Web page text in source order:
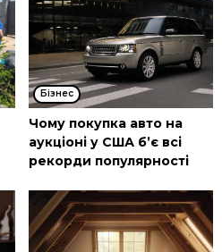
Бізнес
Чому покупка авто на
аукціоні у США б’є всі
рекорди популярності